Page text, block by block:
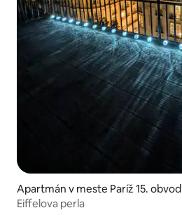
Apartmán v meste Paríž 15. obvod
Eiffelova perla